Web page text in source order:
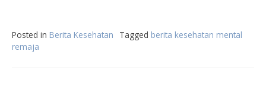
Posted in Berita Kesehatan Tagged berita kesehatan mental
remaja